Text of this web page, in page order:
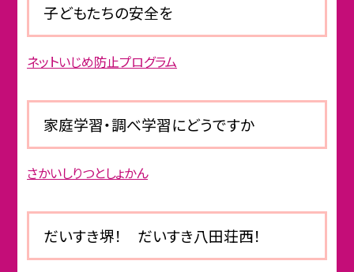
子どもたちの安全を
ネットいじめ防止プログラム
家庭学習・調べ学習にどうですか
さかいしりつとしょかん
だいすき堺！ だいすき八田荘西！